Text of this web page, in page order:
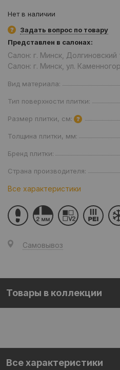
Нет в наличии
Задать вопрос по товару
Представлен в салонах:
Салон: г. Минск,
Салон: г. Минск, ул.
Вид материала:
Тип поверхности плитки:
Размер плитки, см:
Толщина плитки, мм:
Бренд плитки:
Страна производителя:
Все характеристики
Самовывоз
Товары в коллекции
Все характеристики